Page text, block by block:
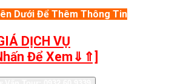
Dưới Để Thêm Thông Tin
DỊCH VỤ
Để Xem⇓⇑]